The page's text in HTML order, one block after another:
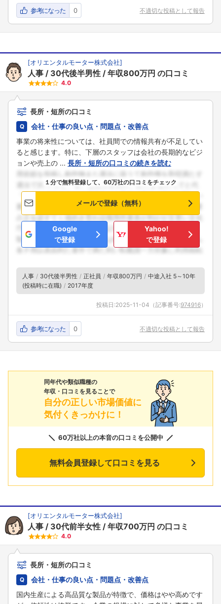
参考になった 0 不適切な投稿として報告
[オリエンタルモーター株式会社]
人事 30代後半男性 年収800万円 の口コミ
4.0
長所・短所の口コミ
会社・仕事の良い点・問題点・改善点
事業の将来性については、社員間での情報共有が不足してい
ると感じます。特に、下層のスタッフは会社の長期的なビジ
ョンや売上の ... 長所・短所の口コミの続きを読む
１分で無料登録して、60万社の口コミをチェック
メールで登録（無料）
Google
で登録
Yahoo!
で登録
人事 30代後半男性 正社員 年収800万円
中途入社 5～10年
(投稿時に在職)
2017年度
投稿日:2025-11-04 （記事番号:974916）
参考になった 0 不適切な投稿として報告
同年代や類似職種の
年収・口コミを見ることで
自分の正しい市場価値に
気付くきっかけに！
60万社以上の本音の口コミを公開中
無料会員登録して口コミを見る
[オリエンタルモーター株式会社]
人事 30代前半女性 年収700万円 の口コミ
4.0
長所・短所の口コミ
会社・仕事の良い点・問題点・改善点
国内生産による高品質な製品が特徴で、価格はやや高めです